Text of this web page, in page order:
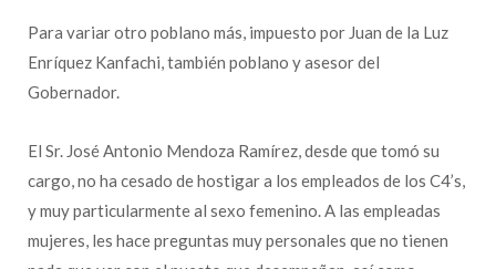
Para variar otro poblano más, impuesto por Juan de la Luz
Enríquez Kanfachi, también poblano y asesor del
Gobernador.
El Sr. José Antonio Mendoza Ramírez, desde que tomó su
cargo, no ha cesado de hostigar a los empleados de los C4’s,
y muy particularmente al sexo femenino. A las empleadas
mujeres, les hace preguntas muy personales que no tienen